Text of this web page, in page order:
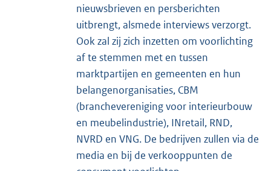
nieuwsbrieven en persberichten
uitbrengt, alsmede interviews verzorgt.
Ook zal zij zich inzetten om voorlichting
af te stemmen met en tussen
marktpartijen en gemeenten en hun
belangenorganisaties, CBM
(branchevereniging voor interieurbouw
en meubelindustrie), INretail, RND,
NVRD en VNG. De bedrijven zullen via de
media en bij de verkooppunten de